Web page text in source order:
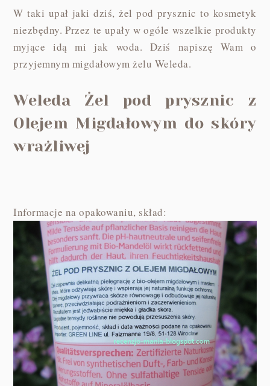
W taki upał jaki dziś, żel pod prysznic to kosmetyk
niezbędny. Przez te upały w ogóle wszelkie produkty
myjące idą mi jak woda. Dziś napiszę Wam o
przyjemnym migdałowym żelu Weleda.
Weleda Żel pod prysznic z
Olejem Migdałowym do skóry
wrażliwej
Informacje na opakowaniu, skład: